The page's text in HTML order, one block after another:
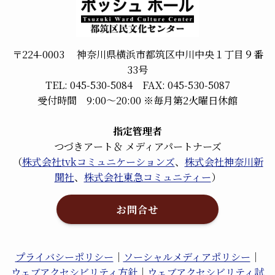
〒224-0003 神奈川県横浜市都筑区中川中央１丁目９番
33号
TEL: 045-530-5084 FAX: 045-530-5087
受付時間 9:00～20:00 ※毎月第2火曜日休館
指定管理者
つづきアート＆ メディアパートナーズ
（株式会社tvkコミュニケーションズ、 株式会社神奈川新
聞社、 株式会社東急コミュニティー）
お問合せ
プライバシーポリシー ｜ ソーシャルメディアポリシー ｜